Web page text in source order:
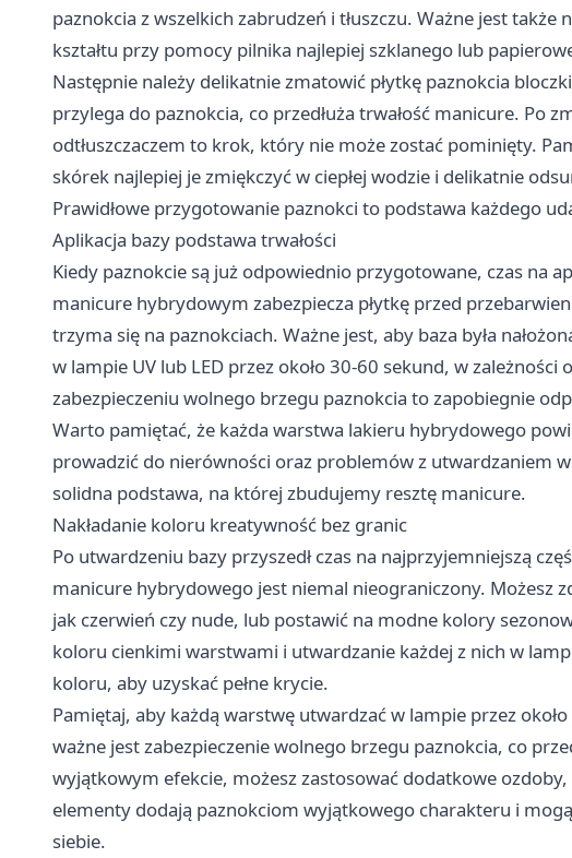
paznokcia z wszelkich zabrudzeń i tłuszczu. Ważne jest
kształtu przy pomocy pilnika najlepiej szklanego lub
Następnie należy delikatnie zmatowić płytkę paznokcia
przylega do paznokcia, co przedłuża trwałość manicure. Po
odtłuszczaczem to krok, który nie może zostać pominięty.
skórek najlepiej je zmiękczyć w ciepłej wodzie i delikatnie
Prawidłowe przygotowanie paznokci to podstawa każdego
Aplikacja bazy podstawa trwałości
Kiedy paznokcie są już odpowiednio przygotowane, czas na
manicure hybrydowym zabezpiecza płytkę przed
trzyma się na paznokciach. Ważne jest, aby baza była
w lampie UV lub LED przez około 30-60 sekund, w
zabezpieczeniu wolnego brzegu paznokcia to zapobiegnie
Warto pamiętać, że każda warstwa lakieru hybrydowego
prowadzić do nierówności oraz problemów z utwardzaniem
solidna podstawa, na której zbudujemy resztę manicure.
Nakładanie koloru kreatywność bez granic
Po utwardzeniu bazy przyszedł czas na najprzyjemniejszą
manicure hybrydowego jest niemal nieograniczony. Możesz
jak czerwień czy nude, lub postawić na modne kolory
koloru cienkimi warstwami i utwardzanie każdej z nich w
koloru, aby uzyskać pełne krycie.
Pamiętaj, aby każdą warstwę utwardzać w lampie przez
ważne jest zabezpieczenie wolnego brzegu paznokcia, co
wyjątkowym efekcie, możesz zastosować dodatkowe ozdoby,
elementy dodają paznokciom wyjątkowego charakteru i
siebie.